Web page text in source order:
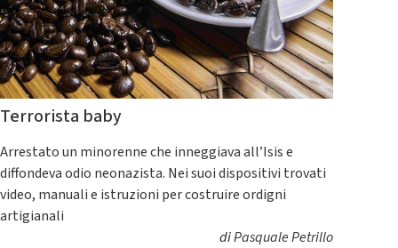
Terrorista baby
Arrestato un minorenne che inneggiava all’Isis e
diffondeva odio neonazista. Nei suoi dispositivi trovati
video, manuali e istruzioni per costruire ordigni
artigianali
diPasquale Petrillo